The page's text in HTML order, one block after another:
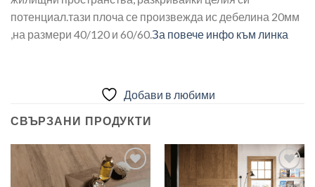
потенциал.тази плоча се произвежда ис дебелина 20мм
,на размери 40/120 и 60/60.За повече инфо към линка
Добави в любими
СВЪРЗАНИ ПРОДУКТИ